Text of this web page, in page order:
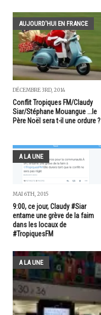
AUJOURD'HUI EN FRANCE
DÉCEMBRE 3RD, 2014
Conflit Tropiques FM/Claudy
Siar/Stéphane Mouangue ...le
Père Noël sera t-il une ordure ?
A LA UNE
MAI 6TH, 2015
9:00, ce jour, Claudy #Siar
entame une grève de la faim
dans les locaux de
#TropiquesFM
A LA UNE